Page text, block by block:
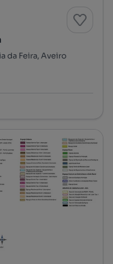
da Feira, Aveiro